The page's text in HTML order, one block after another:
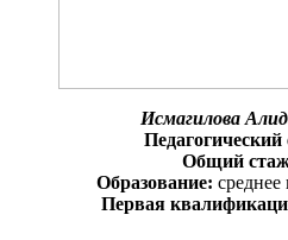
Исмагилова
Педагогический
Общий
Образование: среднее
Первая